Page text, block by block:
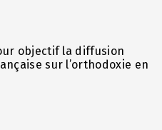
objectif la diffusion
sur l’orthodoxie en